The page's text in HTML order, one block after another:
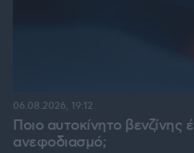
Ποιο αυτοκίνητο βενζίνης
ανεφοδιασμό;
06.08.2026, 19:12